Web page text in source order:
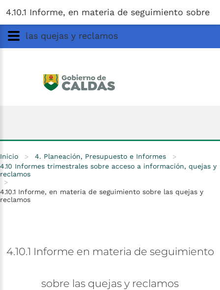
Gobernación de Caldas
4.10.1 Informe, en materia de seguimiento sobre
las quejas y reclamos
Inicio > 4. Planeación, Presupuesto e Informes
>
4.10 Informes trimestrales sobre acceso a información, quejas y
reclamos
>
4.10.1 Informe, en materia de seguimiento sobre las quejas y
reclamos
4.10.1 Informe en materia de seguimiento
sobre las quejas y reclamos